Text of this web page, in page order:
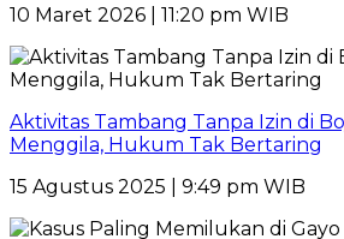
10 Maret 2026 | 11:20 pm WIB
Aktivitas Tambang Tanpa Izin di
Menggila, Hukum Tak Bertaring
15 Agustus 2025 | 9:49 pm WIB